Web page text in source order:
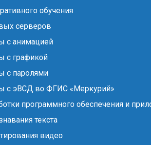
обучения
серверов
с анимацией
с графикой
с паролями
с эВСД во ФГИС «Меркурий»
программного обеспечения и
текста
видео